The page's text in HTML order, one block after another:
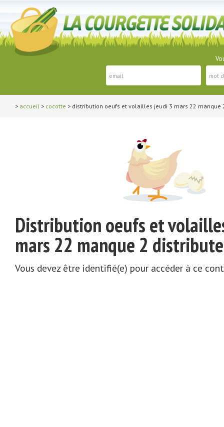
> accueil > cocotte > distribution oeufs et volailles jeudi 3 mars 22 manque
Distribution oeufs et
mars 22 manque 2
Vous devez être identifié(e) pour accéder à ce